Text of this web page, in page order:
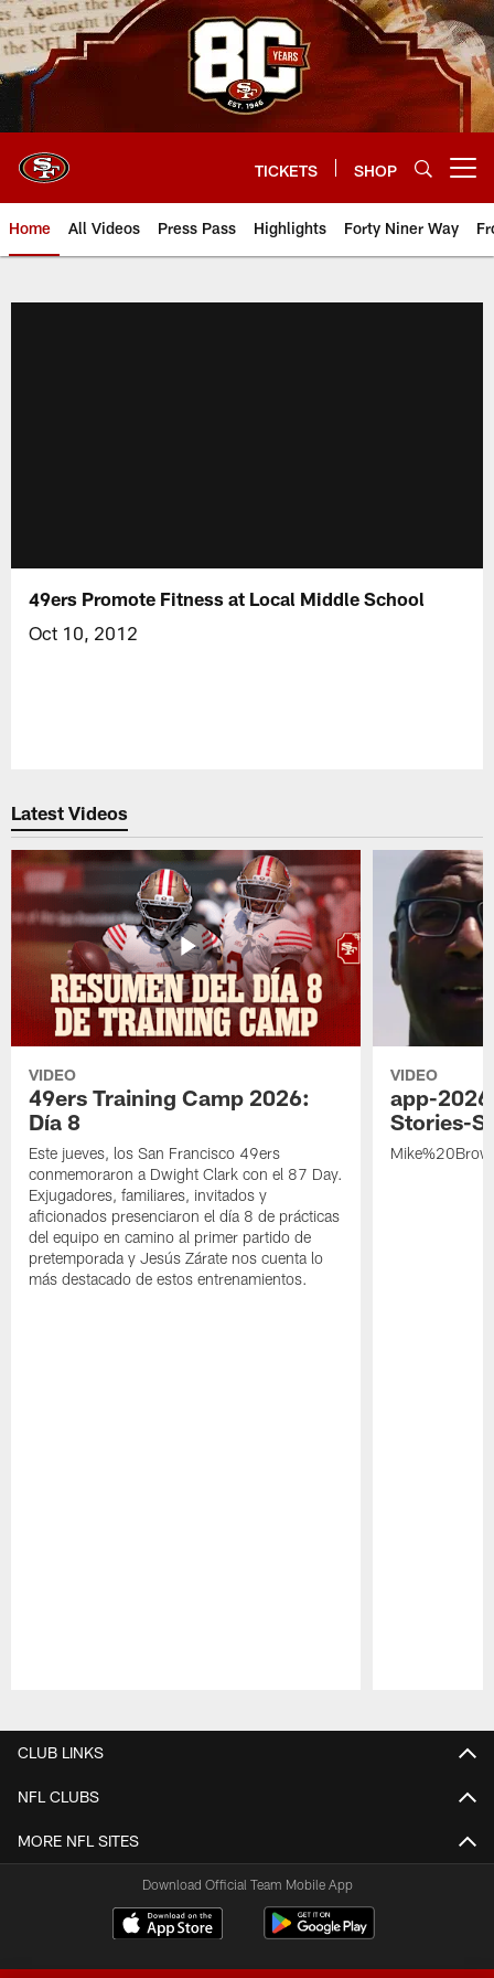
Skip
to
main
content
TICKETS SHOP
Home All Videos Press Pass Highlights Forty Niner Way
49ers Promote Fitness at Local Middle School
Oct 10, 2012
Latest Videos
VIDEO
49ers Training Camp 2026:
Día 8
Este jueves, los San Francisco 49ers
conmemoraron a Dwight Clark con el 87 Day.
Exjugadores, familiares, invitados y
aficionados presenciaron el día 8 de prácticas
del equipo en camino al primer partido de
pretemporada y Jesús Zárate nos cuenta lo
más destacado de estos entrenamientos.
VIDEO
app-
Stories-
CLUB LINKS
NFL CLUBS
MORE NFL SITES
Download Official Team Mobile App